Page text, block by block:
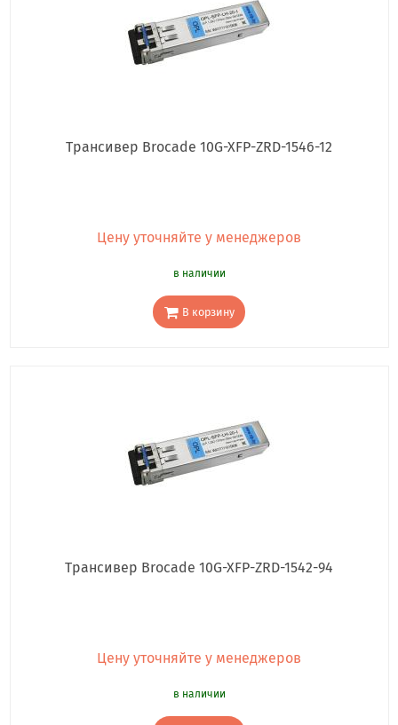
Трансивер Brocade 10G-XFP-ZRD-1546-12
Цену уточняйте у менеджеров
в наличии
В корзину
Трансивер Brocade 10G-XFP-ZRD-1542-94
Цену уточняйте у менеджеров
в наличии